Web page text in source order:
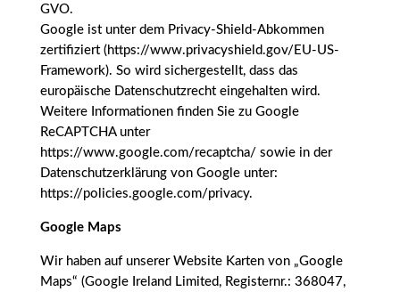
GVO.
Google ist unter dem Privacy-Shield-Abkommen
zertifiziert (https://www.privacyshield.gov/EU-US-
Framework). So wird sichergestellt, dass das
europäische Datenschutzrecht eingehalten wird.
Weitere Informationen finden Sie zu Google
ReCAPTCHA unter
https://www.google.com/recaptcha/ sowie in der
Datenschutzerklärung von Google unter:
https://policies.google.com/privacy.
Google Maps
Wir haben auf unserer Website Karten von „Google
Maps“ (Google Ireland Limited, Registernr.: 368047,